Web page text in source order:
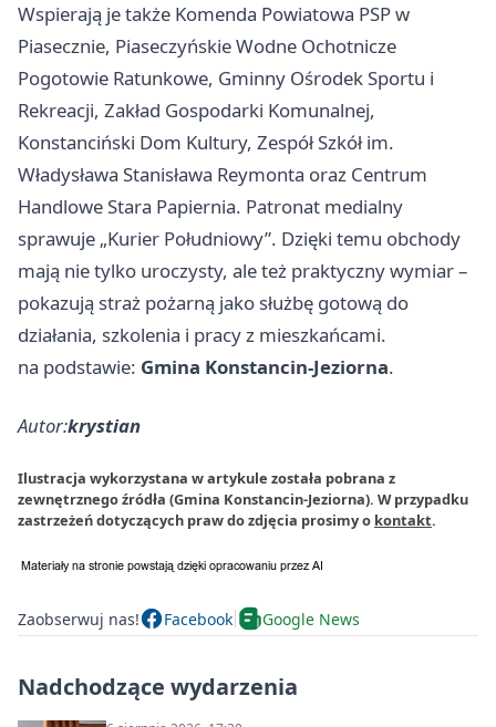
Wspierają je także Komenda Powiatowa PSP w
Piasecznie, Piaseczyńskie Wodne Ochotnicze
Pogotowie Ratunkowe, Gminny Ośrodek Sportu i
Rekreacji, Zakład Gospodarki Komunalnej,
Konstanciński Dom Kultury, Zespół Szkół im.
Władysława Stanisława Reymonta oraz Centrum
Handlowe Stara Papiernia. Patronat medialny
sprawuje „Kurier Południowy”. Dzięki temu obchody
mają nie tylko uroczysty, ale też praktyczny wymiar –
pokazują straż pożarną jako służbę gotową do
działania, szkolenia i pracy z mieszkańcami.
na podstawie: Gmina Konstancin-Jeziorna.
Autor:krystian
Ilustracja wykorzystana w artykule została pobrana z
zewnętrznego źródła (Gmina Konstancin-Jeziorna). W przypadku
zastrzeżeń dotyczących praw do zdjęcia prosimy o kontakt.
Zaobserwuj nas! Facebook Google News
Nadchodzące wydarzenia